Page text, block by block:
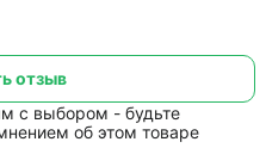
с выбором - будьте
об этом товаре
отзыв